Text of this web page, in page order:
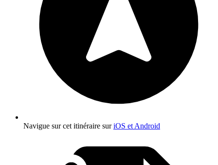
Navigue sur cet itinéraire suriOS et Android